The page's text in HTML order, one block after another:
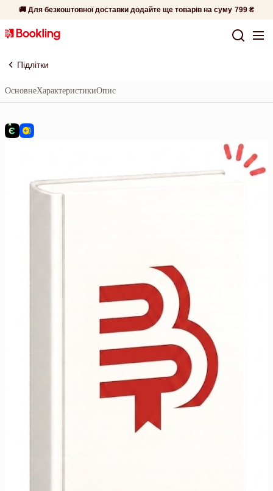
🚚 Для безкоштовної доставки додайте ще товарів на суму 799 ₴
Підлітки
ОсновнеХарактеристикиОпис